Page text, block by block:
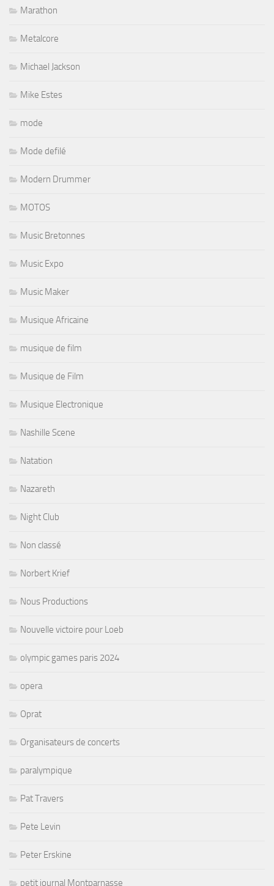
Marathon
Metalcore
Michael Jackson
Mike Estes
mode
Mode defilé
Modern Drummer
MOTOS
Music Bretonnes
Music Expo
Music Maker
Musique Africaine
musique de film
Musique de Film
Musique Electronique
Nashille Scene
Natation
Nazareth
Night Club
Non classé
Norbert Krief
Nous Productions
Nouvelle victoire pour Loeb
olympic games paris 2024
opera
Oprat
Organisateurs de concerts
paralympique
Pat Travers
Pete Levin
Peter Erskine
petit journal Montparnasse